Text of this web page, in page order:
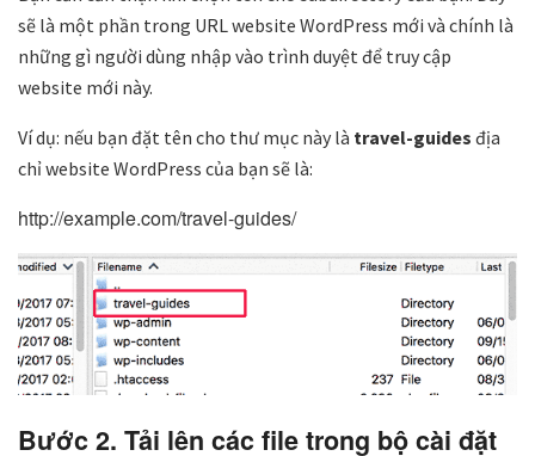
sẽ là một phần trong URL website WordPress mới và chính là
những gì người dùng nhập vào trình duyệt để truy cập
website mới này.
Ví dụ: nếu bạn đặt tên cho thư mục này là travel-guides địa
chỉ website WordPress của bạn sẽ là:
http://example.com/travel-guides/
Bước 2. Tải lên các file trong bộ cài đặt